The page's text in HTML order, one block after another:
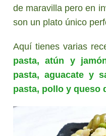
de maravilla pero en
son un plato único
Aquí tienes varias
pasta, atún y
pasta, aguacate y
pasta, pollo y queso